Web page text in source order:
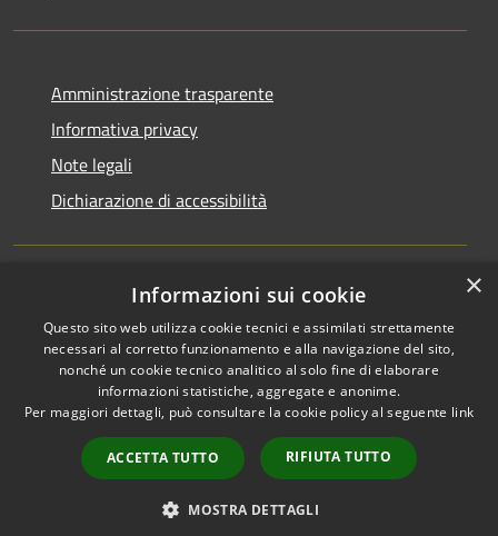
Amministrazione trasparente
Informativa privacy
Note legali
Dichiarazione di accessibilità
Accessibilità
Privacy
Mappa del sito
Cloud Office
Portale dipendenti
San Martino di Venezze •
Powered byMunicipium
Accesso redazione
×
Informazioni sui cookie
Questo sito web utilizza cookie tecnici e assimilati strettamente
necessari al corretto funzionamento e alla navigazione del sito,
nonché un cookie tecnico analitico al solo fine di elaborare
informazioni statistiche, aggregate e anonime.
Per maggiori dettagli, può consultare la cookie policy al seguente link
ACCETTA TUTTO RIFIUTA TUTTO
MOSTRA DETTAGLI